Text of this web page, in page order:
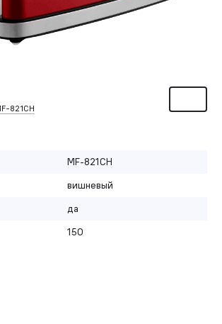
821CH
MF-821CH
вишневый
да
150